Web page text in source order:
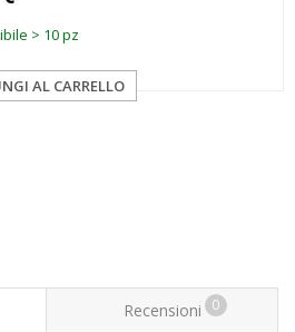
> 10 pz
AL CARRELLO
Recensioni 0